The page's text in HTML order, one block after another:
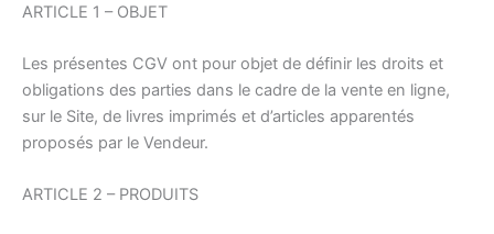
ARTICLE 1 – OBJET
Les présentes CGV ont pour objet de définir les droits et
obligations des parties dans le cadre de la vente en ligne,
sur le Site, de livres imprimés et d’articles apparentés
proposés par le Vendeur.
ARTICLE 2 – PRODUITS